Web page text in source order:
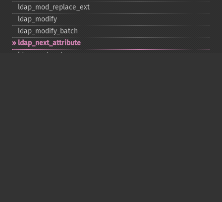
ldap_​mod_​replace_​ext
ldap_​modify
ldap_​modify_​batch
ldap_​next_​attribute
ldap_​next_​entry